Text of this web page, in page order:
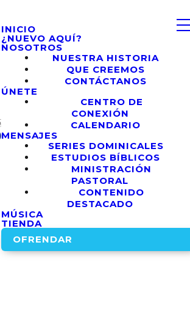
INICIO
¿NUEVO AQUÍ?
NOSOTROS
NUESTRA HISTORIA
QUE CREEMOS
CONTÁCTANOS
ÚNETE
CENTRO DE
CONEXIÓN
CALENDARIO
MENSAJES
SERIES DOMINICALES
ESTUDIOS BÍBLICOS
MINISTRACIÓN
PASTORAL
CONTENIDO
DESTACADO
MÚSICA
TIENDA
OFRENDAR